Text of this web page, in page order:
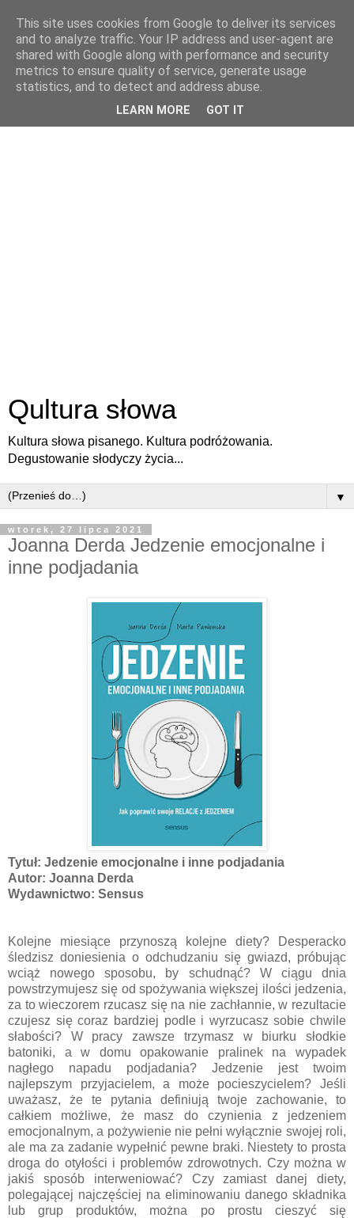
Qultura słowa
Kultura słowa pisanego. Kultura podróżowania.
Degustowanie słodyczy życia...
▼
wtorek, 27 lipca 2021
Joanna Derda Jedzenie emocjonalne i
inne podjadania
Tytuł: Jedzenie emocjonalne i inne podjadania
Autor: Joanna Derda
Wydawnictwo: Sensus
Kolejne miesiące przynoszą kolejne diety? Desperacko
śledzisz doniesienia o odchudzaniu się gwiazd, próbując
wciąż nowego sposobu, by schudnąć? W ciągu dnia
powstrzymujesz się od spożywania większej ilości jedzenia,
za to wieczorem rzucasz się na nie zachłannie, w rezultacie
czujesz się coraz bardziej podle i wyrzucasz sobie chwile
słabości? W pracy zawsze trzymasz w biurku słodkie
batoniki, a w domu opakowanie pralinek na wypadek
nagłego napadu podjadania? Jedzenie jest twoim
najlepszym przyjacielem, a może pocieszycielem? Jeśli
uważasz, że te pytania definiują twoje zachowanie, to
całkiem możliwe, że masz do czynienia z jedzeniem
emocjonalnym, a pożywienie nie pełni wyłącznie swojej roli,
ale ma za zadanie wypełnić pewne braki. Niestety to prosta
droga do otyłości i problemów zdrowotnych. Czy można w
jakiś sposób interweniować? Czy zamiast danej diety,
polegającej najczęściej na eliminowaniu danego składnika
lub grup produktów, można po prostu cieszyć się
This site uses cookies from Google to deliver its services
and to analyze traffic. Your IP address and user-agent are
shared with Google along with performance and security
metrics to ensure quality of service, generate usage
statistics, and to detect and address abuse.
LEARN MORE GOT IT